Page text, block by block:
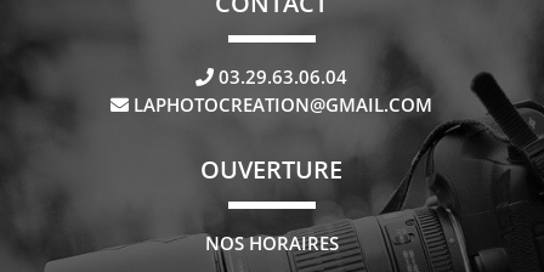
03.29.63.06.04
LAPHOTOCREATION@GMAIL.COM
OUVERTURE
NOS HORAIRES